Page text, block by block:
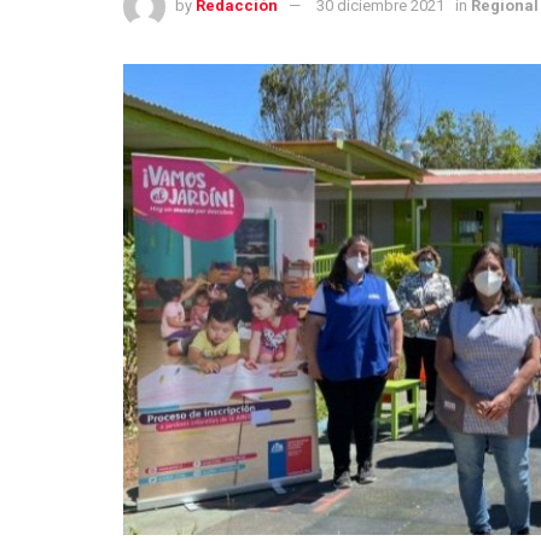
by Redacción 30 diciembre 2021 in Regional